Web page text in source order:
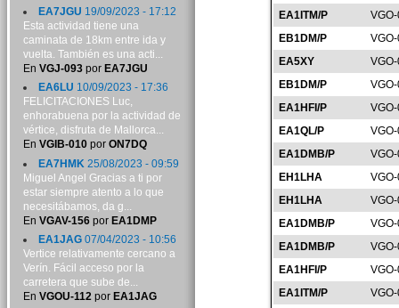
EA1ITM/P
EB1DM/P
EA5XY
EB1DM/P
EA1HFI/P
EA1QL/P
EA1DMB/P
EH1LHA
EH1LHA
EA1DMB/P
EA1DMB/P
EA1HFI/P
EA1ITM/P
EA7JGU 19/09/2023 - 17:12
Esta actividad tiene una
caminata de 18km entre ida y
vuelta. También es una acti...
En VGJ-093por EA7JGU
EA6LU 10/09/2023 - 17:36
FELICITACIONES Luc,
enhorabuena por la actividad de
vértice, disfruta de Mallorca...
En VGIB-010por ON7DQ
EA7HMK 25/08/2023 - 09:59
Miguel Angel Gracias a ti por
estar siempre atento a lo que
necesitábamos, da g...
En VGAV-156por EA1DMP
EA1JAG07/04/2023 - 10:56
Vertice relativamente cercano a
Verín. Fácil acceso por la
carretera que sube de...
En VGOU-112por EA1JAG